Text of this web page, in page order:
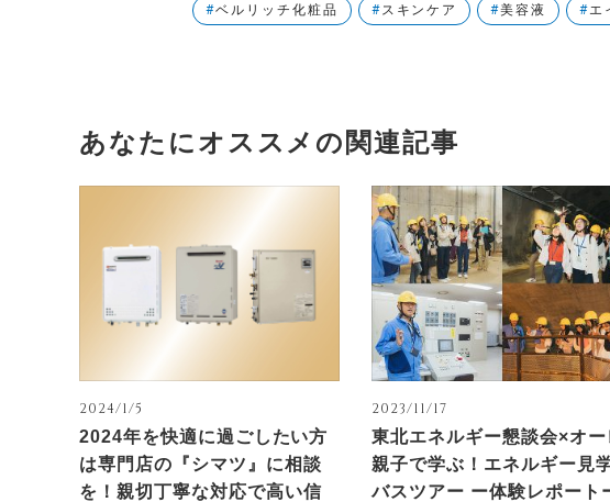
ベルリッチ化粧品 スキンケア 美容液 エ
あなたにオススメの関連記事
2024/1/5
2024年を快適に過ごしたい方
は専門店の『シマツ』に相談
を！親切丁寧な対応で高い信
2023/11/17
東北エネルギー懇談会×オー
親子で学ぶ！エネルギー見
バスツアー ー体験レポート